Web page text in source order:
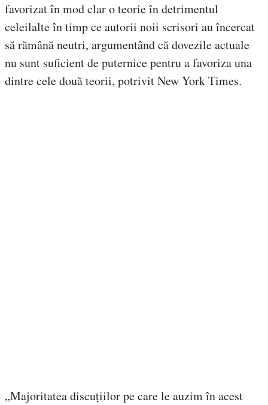
favorizat în mod clar o teorie în detrimentul
celeilalte în timp ce autorii noii scrisori au încercat
să rămână neutri, argumentând că dovezile actuale
nu sunt suficient de puternice pentru a favoriza una
dintre cele două teorii, potrivit New York Times.
„Majoritatea discuțiilor pe care le auzim în acest